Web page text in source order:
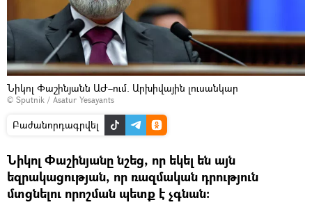
Նիկոլ Փաշինյանն ԱԺ–ում. Արխիվային լուսանկար
© Sputnik / Asatur Yesayants
Բաժանորդագրվել
Նիկոլ Փաշինյանը նշեց, որ եկել են այն
եզրակացության, որ ռազմական դրություն
մտցնելու որոշման պետք է չգնան։